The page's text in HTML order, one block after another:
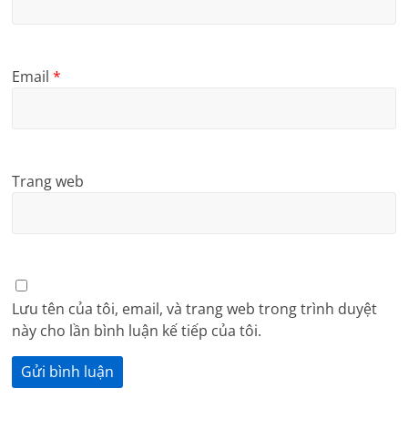
Email*
Trang web
Lưu tên của tôi, email, và trang web trong trình duyệt
này cho lần bình luận kế tiếp của tôi.